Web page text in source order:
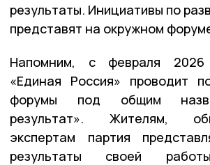
результаты. Инициативы по
представят на окружном
Напомним, с февраля 2026
«Единая Россия» проводит
форумы под общим
результат». Жителям,
экспертам партия
результаты своей